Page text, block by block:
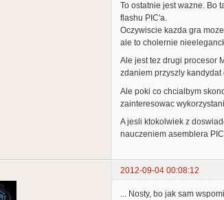
To ostatnie jest wazne. Bo
flashu PIC'a.
Oczywiscie kazda gra
ale to cholernie
Ale jest tez drugi procesor
zdaniem przyszly
Ale poki co chcialbym
zainteresowac
A jesli ktokolwiek z
nauczeniem asemblera
2012-09-04 00:08:12
... Nosty, bo jak sam